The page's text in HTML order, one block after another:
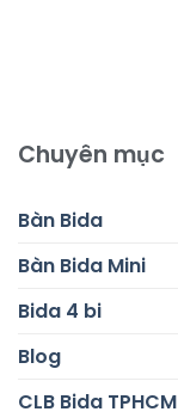
Chuyên mục
Bàn Bida
Bàn Bida Mini
Bida 4 bi
Blog
CLB Bida TPHCM